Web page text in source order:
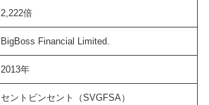
2,222倍
BigBoss Financial Limited.
2013年
セントビンセント（SVGFSA）